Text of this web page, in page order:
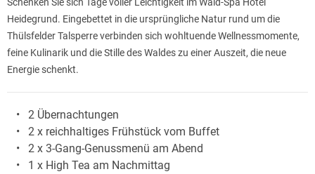
Heidegrund. Eingebettet in die ursprüngliche Natur rund um die
Thülsfelder Talsperre verbinden sich wohltuende Wellnessmomente,
feine Kulinarik und die Stille des Waldes zu einer Auszeit, die neue
Energie schenkt.
2 Übernachtungen
2 x reichhaltiges Frühstück vom Buffet
2 x 3-Gang-Genussmenü am Abend
1 x High Tea am Nachmittag